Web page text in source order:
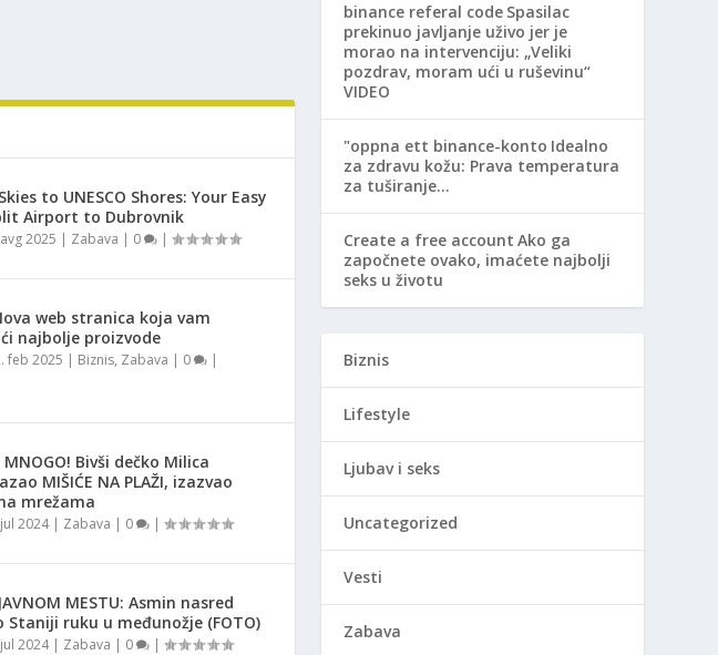
to UNESCO Shores: Your Easy
Airport to Dubrovnik
2025 | Zabava | 0 |
web stranica koja vam
najbolje proizvode
feb 2025 | Biznis, Zabava | 0 |
MNOGO! Bivši dečko Milica
MIŠIĆE NA PLAŽI, izazvao
mrežama
2024| Zabava | 0 |
MESTU: Asmin nasred
Staniji ruku u međunožje (FOTO)
2024| Zabava | 0 |
binance referal code Spasilac
prekinuo javljanje uživo jer je
morao na intervenciju: „Veliki
pozdrav, moram ući u ruševinu“
VIDEO
"oppna ett binance-konto Idealno
za zdravu kožu: Prava temperatura
za tuširanje…
Create a free account Ako ga
započnete ovako, imaćete najbolji
seks u životu
Biznis
Lifestyle
Ljubav i seks
Uncategorized
Vesti
Zabava